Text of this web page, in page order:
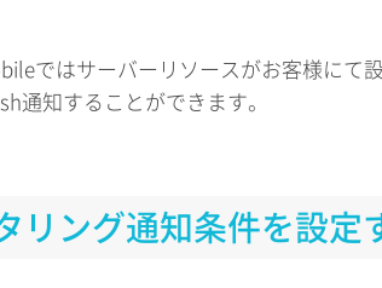
ではサーバーリソースがお客様にて
通知することができます。
リング通知条件を設定